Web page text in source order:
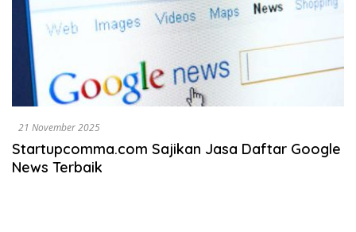
21 November 2025
Startupcomma.com Sajikan Jasa Daftar Google
News Terbaik